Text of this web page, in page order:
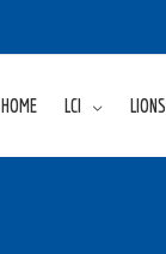
HOME LCI LIONS